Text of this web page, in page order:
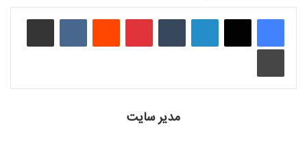
لینکدین ‫پین‌ترست ‫رددیت
چاپ
مدیر سایت